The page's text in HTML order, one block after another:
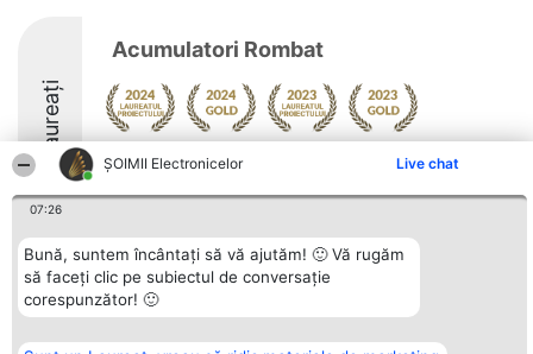
ȘOIMII Electronicelor Live chat
07:26
Bună, suntem încântați să vă ajutăm! 🙂 Vă rugăm
să faceți clic pe subiectul de conversație
corespunzător! 🙂
Laureați
Acumulatori Rombat
Arată mai multe >>
9.3
Organizator Ranking
BRIGHT SOLUTIONS BR SRL
Aleea Timisul De Sus 2 Bl. A30
Sc. A Et. 4 Ap. 13 Cod 061952
Plebiscyt
Lista Tuturor
Laureaților